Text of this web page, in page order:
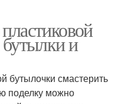
и
бутылочки смастерить
поделку можно